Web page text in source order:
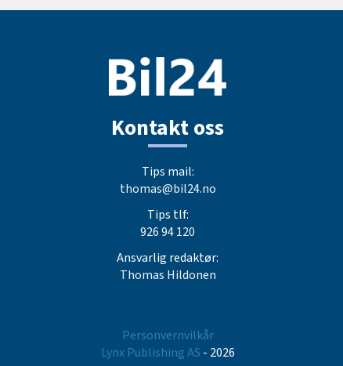
Kontakt oss
Tips mail:
thomas@bil24.no
Tips tlf:
926 94 120
Ansvarlig redaktør:
Thomas Hildonen
Personvernvilkår
Lynx Publishing AS - 2026